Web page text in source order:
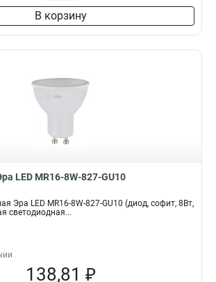
В корзину
LED MR16-8W-827-GU10
Эра LED MR16-8W-827-GU10 (диод, софит, 8Вт,
светодиодная...
138,81 ₽